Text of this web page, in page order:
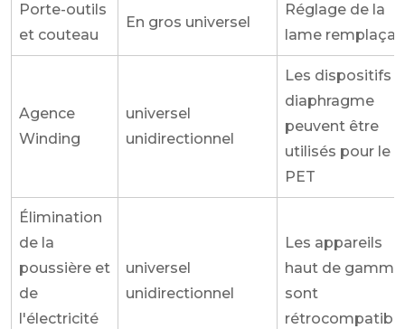
Porte-outils
et couteau
En gros universel
Réglage de la
lame
Agence
Winding
universel
unidirectionnel
Les dispositifs à
diaphragme
peuvent être
utilisés pour le
PET
Élimination
de la
poussière et
de
l'électricité
universel
unidirectionnel
Les appareils
haut de gamme
sont